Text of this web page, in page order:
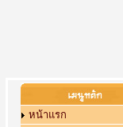
หน้าแรก